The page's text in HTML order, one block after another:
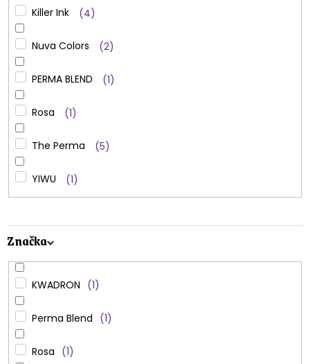
Killer Ink 4
Nuva Colors 2
PERMA BLEND 1
Rosa 1
The Perma 5
YIWU 1
Značka
KWADRON 1
Perma Blend 1
Rosa 1